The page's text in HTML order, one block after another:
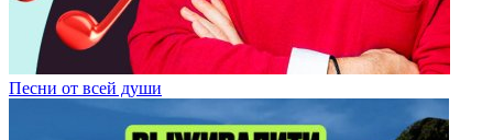
Песни от всей души